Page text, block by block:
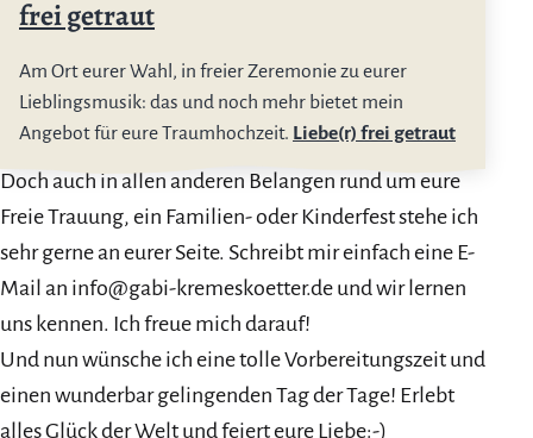
frei getraut
Am Ort eurer Wahl, in freier Zeremonie zu eurer
Lieblingsmusik: das und noch mehr bietet mein
Angebot für eure Traumhochzeit. Liebe(r) frei getraut
Doch auch in allen anderen Belangen rund um eure
Freie Trauung, ein Familien- oder Kinderfest stehe ich
sehr gerne an eurer Seite. Schreibt mir einfach eine E-
Mail an info@gabi-kremeskoetter.de und wir lernen
uns kennen. Ich freue mich darauf!
Und nun wünsche ich eine tolle Vorbereitungszeit und
einen wunderbar gelingenden Tag der Tage! Erlebt
alles Glück der Welt und feiert eure Liebe:-)